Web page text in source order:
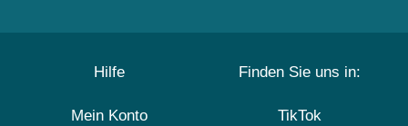
Hilfe
Mein Konto
Finden Sie uns in:
TikTok